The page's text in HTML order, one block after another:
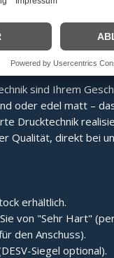
bleibt nach dem
sind Ihrem
oder edel matt –
Drucktechnik
Qualität, direkt bei
erhältlich.
von "Sehr Hart"
den Anschuss).
Siegel optional).